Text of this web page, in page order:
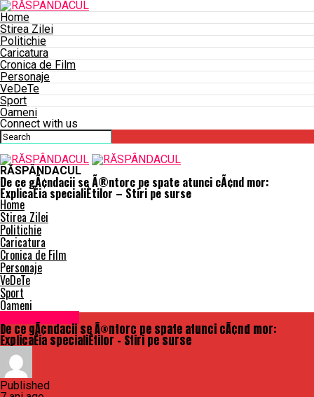
Home
Stirea Zilei
Politichie
Caricatura
Cronica de Film
Personaje
VeDeTe
Sport
Oameni
Connect with us
RĂSPÂNDACUL
De ce gÃ¢ndacii se Ã®ntorc pe spate atunci cÃ¢nd mor:
ExplicaÈia specialiÈtilor – Stiri pe surse
Home
Stirea Zilei
Politichie
Caricatura
Cronica de Film
Personaje
VeDeTe
Sport
Oameni
De ce gÃ¢ndacii se Ã®ntorc pe spate atunci cÃ¢nd mor:
ExplicaÈia specialiÈtilor – Stiri pe surse
Published